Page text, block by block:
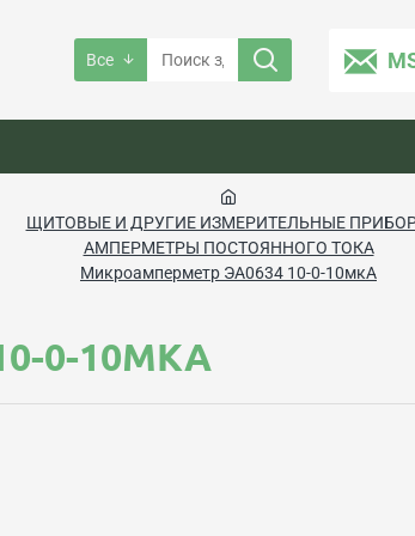
Все
ЩИТОВЫЕ И ДРУГИЕ ИЗМЕРИТЕЛЬНЫЕ
АМПЕРМЕТРЫ ПОСТОЯННОГО ТОКА
Микроамперметр ЭА0634 10-0-10мкА
0-10МКА